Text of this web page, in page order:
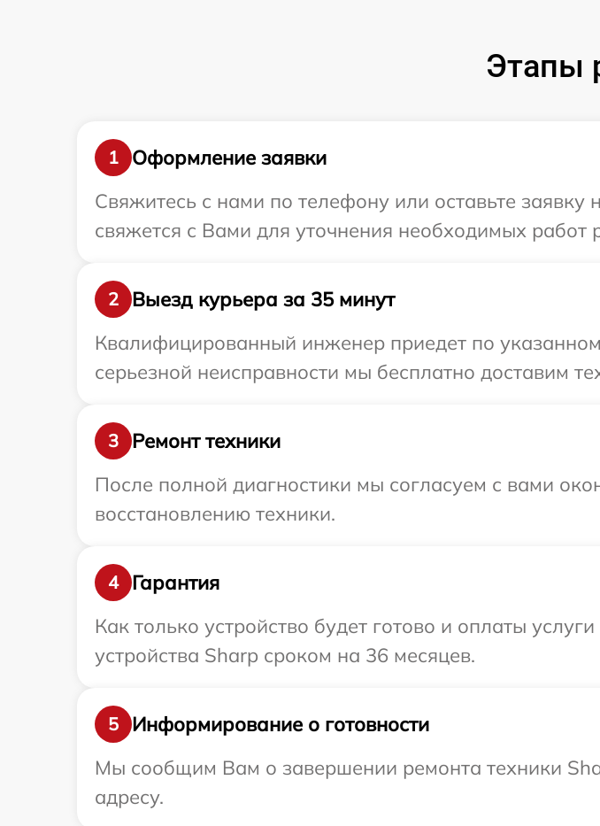
Этапы
1
Оформление заявки
Свяжитесь с нами по телефону или оставьте
свяжется с Вами для уточнения необходимых работ
2
Выезд курьера за 35 минут
Квалифицированный инженер приедет по
серьезной неисправности мы бесплатно доставим
3
Ремонт техники
После полной диагностики мы согласуем с вами
восстановлению техники.
4
Гарантия
Как только устройство будет готово и оплаты
устройства Sharp сроком на 36 месяцев.
5
Информирование о готовности
Мы сообщим Вам о завершении ремонта техники
адресу.